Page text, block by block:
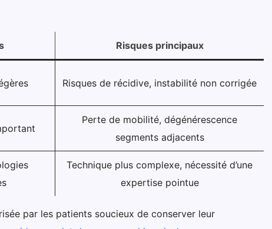
Risques principaux
Risques de récidive, instabilité non corrigée
Perte de mobilité, dégénérescence
segments adjacents
Technique plus complexe, nécessité d’une
expertise pointue
par les patients soucieux de conserver leur